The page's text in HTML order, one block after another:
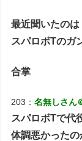
最近聞いたのは
スパロボTの
合掌
203：名無しさん
スパロボTで代
体調悪かったの